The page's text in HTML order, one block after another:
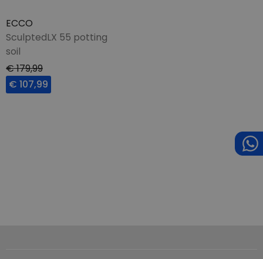
ECCO
SculptedLX 55 potting
soil
€ 179,99
€ 107,99